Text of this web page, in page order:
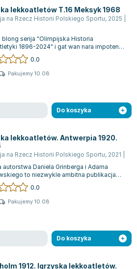
lekkoatletów T.16 Meksyk 1968
na Rzecz Historii Polskiego Sportu, 2025
blong serija "Olimpijska Historia
1896-2024" i gat wan nara impoten
16, we i tokbaot Meksyko 1968....
0.0
Pakujemy 10.08
Do koszyka
lekkoatletów. Antwerpia 1920.
na Rzecz Historii Polskiego Sportu, 2021
autorstwa Daniela Grinberga i Adama
to niezwykle ambitna publikacja
której stworzenie było niewątp...
0.0
Pakujemy 10.08
Do koszyka
1912. Igrzyska lekkoatletów.